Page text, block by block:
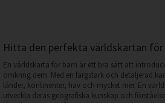
Hitta den perfekta världskartan för
En världskarta för barn är ett bra sätt att
omkring dem. Med en färgstark och detaljerad
länder, kontinenter, hav och mycket mer. En
utveckla deras geografiska kunskap och